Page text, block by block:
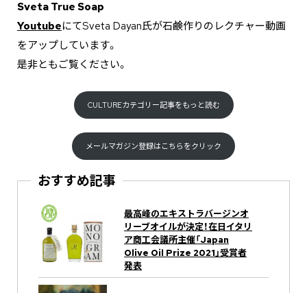
Sveta True Soap
YoutubeにてSveta Dayan氏が石鹸作りのレクチャー動画
をアップしています。
是非ともご覧ください。
CULTUREカテゴリー記事をもっと読む
メールマガジン登録はこちらをクリック
おすすめ記事
最高峰のエキストラバージンオ
リーブオイルが決定！在日イタリ
ア商工会議所主催「Japan
Olive Oil Prize 2021」受賞者
発表